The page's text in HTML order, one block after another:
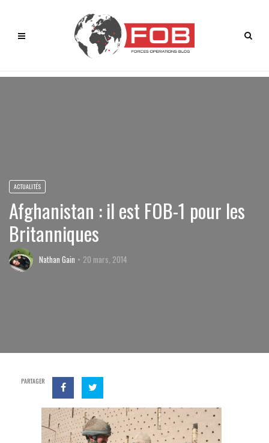
ACTUALITÉS
Afghanistan : il est FOB-1 pour les
Britanniques
Nathan Gain 20 mars, 2014
PARTAGER